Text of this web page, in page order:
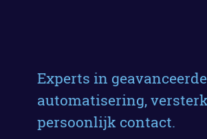
Experts in geavanceerde
automatisering,
persoonlijk contact.